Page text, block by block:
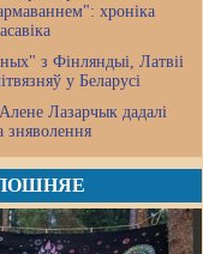
хроніка
з Фінляндыі, Латвіі
у Беларусі
Лазарчык дадалі
зняволення